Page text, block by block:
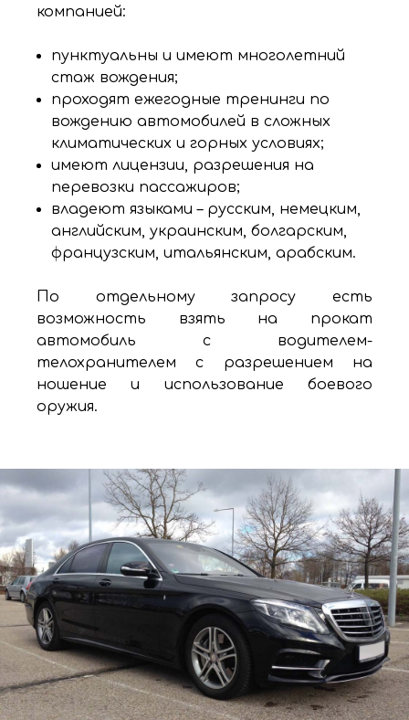
компанией:
пунктуальны и имеют многолетний
стаж вождения;
проходят ежегодные тренинги по
вождению автомобилей в сложных
климатических и горных условиях;
имеют лицензии, разрешения на
перевозки пассажиров;
владеют языками – русским, немецким,
английским, украинским, болгарским,
французским, итальянским, арабским.
По отдельному запросу есть
возможность взять на прокат
автомобиль с водителем-
телохранителем с разрешением на
ношение и использование боевого
оружия.